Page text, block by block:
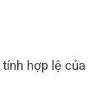
hợp lệ của